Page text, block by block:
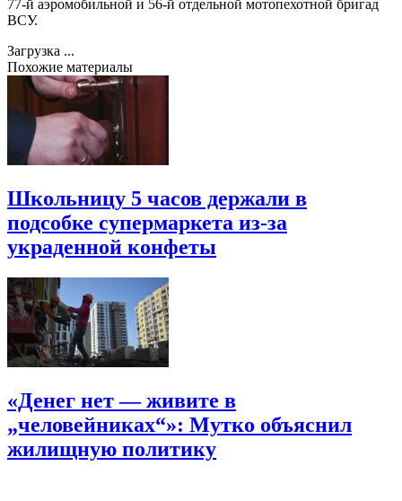
77-й аэромобильной и 56-й отдельной мотопехотной бригад
ВСУ.
Загрузка ...
Похожие материалы
Школьницу 5 часов держали в
подсобке супермаркета из-за
украденной конфеты
«Денег нет — живите в
„человейниках“»: Мутко объяснил
жилищную политику